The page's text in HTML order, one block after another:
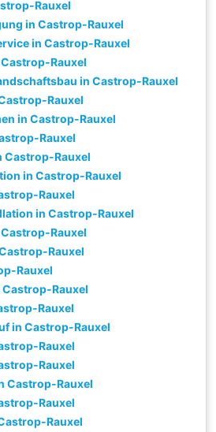
Rauxel
in Castrop-Rauxel
in Castrop-Rauxel
Rauxel
in Castrop-Rauxel
Rauxel
in Castrop-Rauxel
Rauxel
Castrop-Rauxel
in Castrop-Rauxel
Rauxel
in Castrop-Rauxel
Rauxel
Rauxel
Rauxel
Rauxel
Rauxel
in Castrop-Rauxel
Rauxel
Rauxel
Castrop-Rauxel
Rauxel
Rauxel